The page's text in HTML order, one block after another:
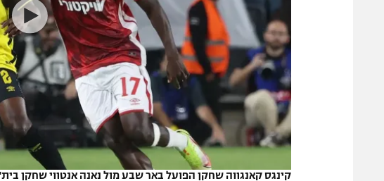
מדיניות פרטיות
תקנון פעילות ספורט 1
רשיון להקרנה פומבית לבית עסק
הצטרפות לחבילת הערוצים
לוח דרושים – ג'ובנט
תגיות
קינגס קאנגווה שחקן הפועל באר שבע מול נאנה אנטווי שחקן